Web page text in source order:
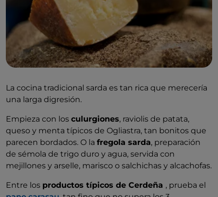
La cocina tradicional sarda es tan rica que merecería
una larga digresión.
Empieza con los culurgiones, raviolis de patata,
queso y menta típicos de Ogliastra, tan bonitos que
parecen bordados. O la fregola sarda, preparación
de sémola de trigo duro y agua, servida con
mejillones y arselle, marisco o salchichas y alcachofas.
Entre los productos típicos de Cerdeña , prueba el